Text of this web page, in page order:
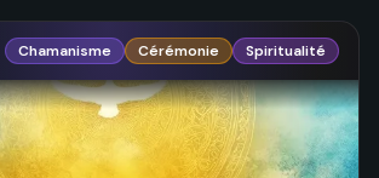
Chamanisme Cérémonie Spiritualité